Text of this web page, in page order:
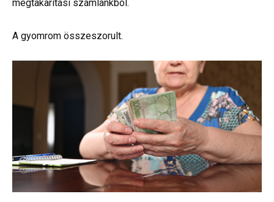
megtakarítási számlánkból.
A gyomrom összeszorult.